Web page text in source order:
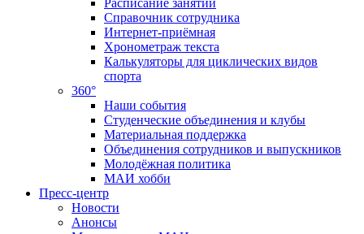
Расписание занятий
Справочник сотрудника
Интернет-приёмная
Хронометраж текста
Калькуляторы для циклических видов
спорта
360°
Наши события
Студенческие объединения и клубы
Материальная поддержка
Объединения сотрудников и выпускников
Молодёжная политика
МАИ хобби
Пресс-центр
Новости
Анонсы